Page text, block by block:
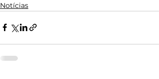
Notícias